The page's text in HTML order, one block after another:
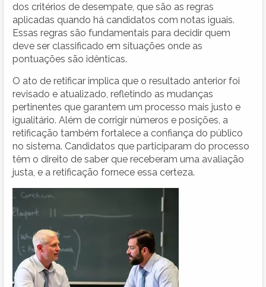
dos critérios de desempate, que são as regras
aplicadas quando há candidatos com notas iguais.
Essas regras são fundamentais para decidir quem
deve ser classificado em situações onde as
pontuações são idênticas.
O ato de retificar implica que o resultado anterior foi
revisado e atualizado, refletindo as mudanças
pertinentes que garantem um processo mais justo e
igualitário. Além de corrigir números e posições, a
retificação também fortalece a confiança do público
no sistema. Candidatos que participaram do processo
têm o direito de saber que receberam uma avaliação
justa, e a retificação fornece essa certeza.